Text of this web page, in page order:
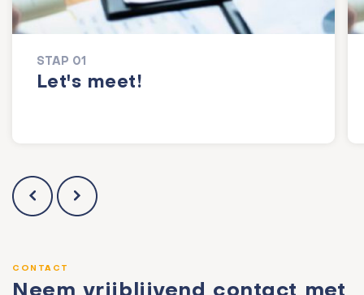
STAP 01
Let's meet!
CONTACT